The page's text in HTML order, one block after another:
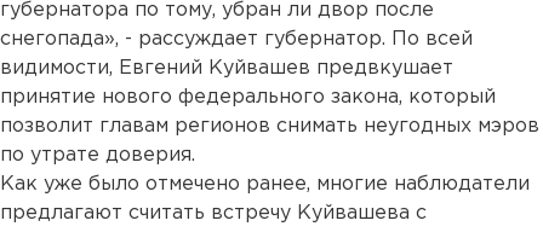
губернатора по тому, убран ли двор после
снегопада», - рассуждает губернатор. По всей
видимости, Евгений Куйвашев предвкушает
принятие нового федерального закона, который
позволит главам регионов снимать неугодных мэров
по утрате доверия.
Как уже было отмечено ранее, многие наблюдатели
предлагают считать встречу Куйвашева с